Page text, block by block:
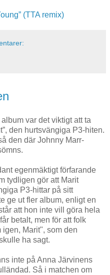
(TTA remix)
var det viktigt att ta
den hurtsvängiga P3-hiten.
den där Johnny Marr-
egenmäktigt förfarande
tydligen gör att Marit
P3-hittar på sitt
ge ut fler album, enligt en
att hon inte vill göra hela
betalt, men för att folk
Marit", som den
ha sagt.
inte på Anna Järvinens
Så i matchen om